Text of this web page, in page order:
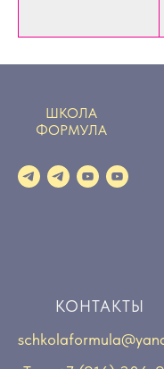
ШКОЛА
ФОРМУЛА
КОНТАКТЫ